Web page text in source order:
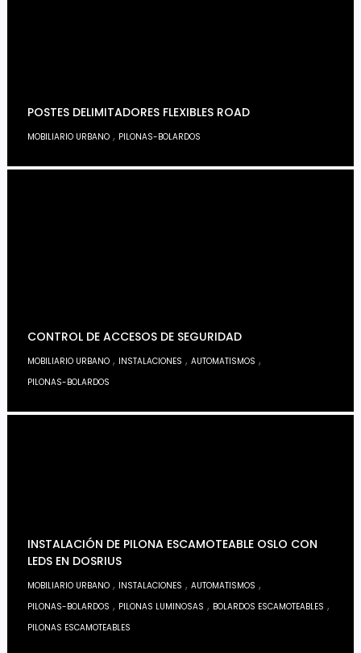
POSTES DELIMITADORES FLEXIBLES ROAD
MOBILIARIO URBANO , PILONAS-BOLARDOS
CONTROL DE ACCESOS DE SEGURIDAD
MOBILIARIO URBANO , INSTALACIONES ,AUTOMATISMOS ,
PILONAS-BOLARDOS
INSTALACIÓN DE PILONA ESCAMOTEABLE OSLO CON
LEDS EN DOSRIUS
MOBILIARIO URBANO , INSTALACIONES ,AUTOMATISMOS ,
PILONAS-BOLARDOS , PILONAS LUMINOSAS , BOLARDOS ESCAMOTEABLES ,
PILONAS ESCAMOTEABLES